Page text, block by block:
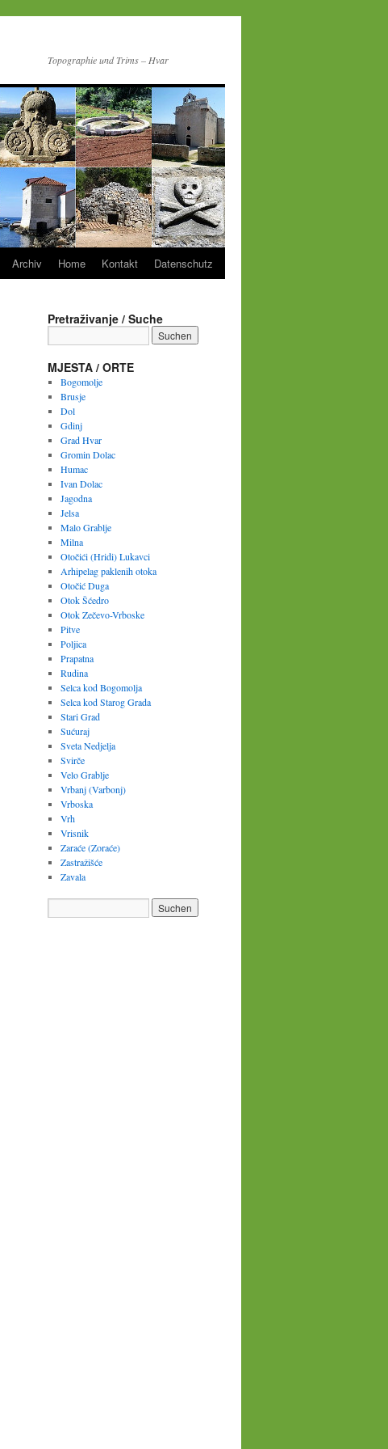
Topographie und Trims – Hvar
Archiv Home Kontakt Datenschutz
Pretraživanje / Suche
MJESTA / ORTE
Bogomolje
Brusje
Dol
Gdinj
Grad Hvar
Gromin Dolac
Humac
Ivan Dolac
Jagodna
Jelsa
Malo Grablje
Milna
Otočići (Hridi) Lukavci
Arhipelag paklenih otoka
Otočić Duga
Otok Šćedro
Otok Zečevo-Vrboske
Pitve
Poljica
Prapatna
Rudina
Selca kod Bogomolja
Selca kod Starog Grada
Stari Grad
Sućuraj
Sveta Nedjelja
Svirče
Velo Grablje
Vrbanj (Varbonj)
Vrboska
Vrh
Vrisnik
Zaraće (Zoraće)
Zastražišće
Zavala